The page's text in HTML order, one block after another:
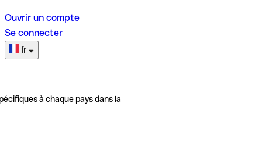
Ouvrir un compte
Se connecter
fr
à chaque pays dans la